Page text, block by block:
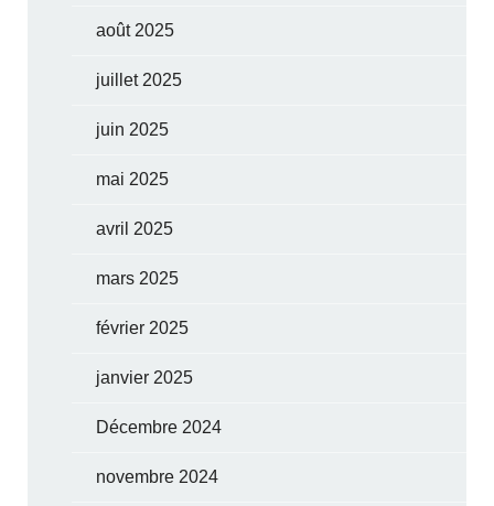
août 2025
juillet 2025
juin 2025
mai 2025
avril 2025
mars 2025
février 2025
janvier 2025
Décembre 2024
novembre 2024